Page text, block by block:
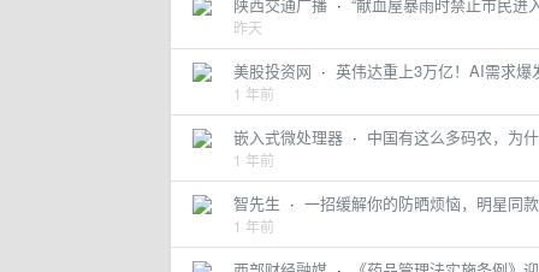
昨天
美股投资网 · 英伟达重上3万亿！AI需求
1 年前
嵌入式微处理器 · 中国有这么多码农，为
1 年前
智先生 · 一招缓解你的防晒烦恼，明星同
1 年前